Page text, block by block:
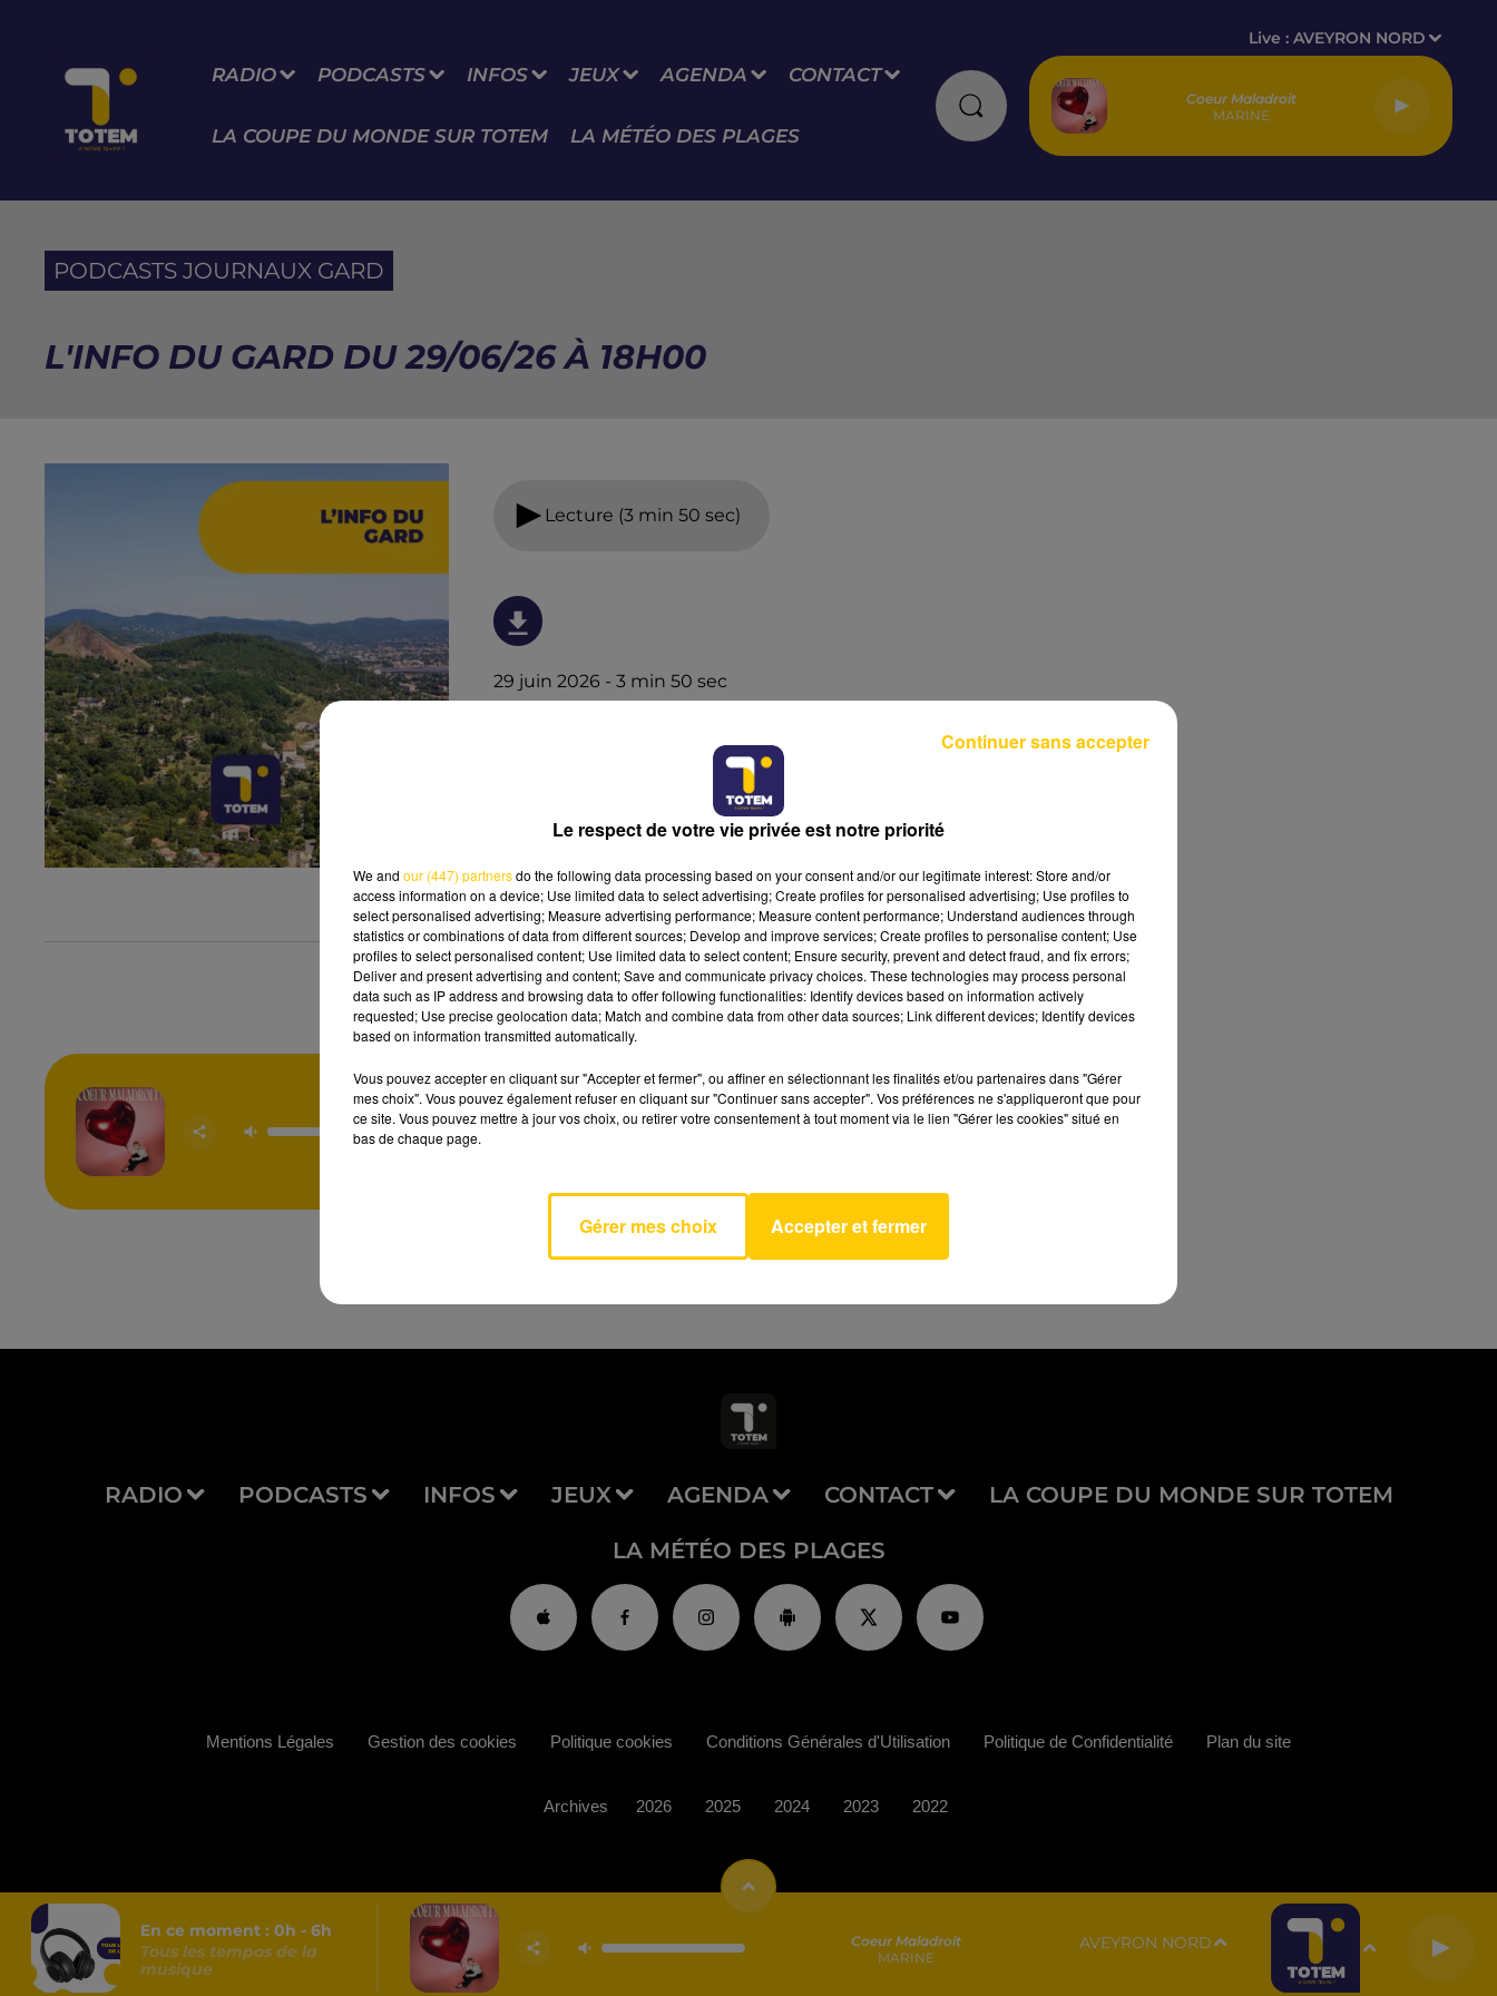
RADIO PODCASTS INFOS JEUX AGENDA CONTACT
LA COUPE DU MONDE SUR TOTEM LA MÉTÉO DES PLAGES
Live :AVEYRON NORD
Coeur Maladroit
MARINE
PODCASTS JOURNAUX GARD
L'INFO DU GARD DU 29/06/26 À 18H00
Lecture (3 min 50 sec)
29 juin 2026 - 3 min 50 sec
Ecoutez sur Totem l'information en Lozère et sur le
bassin d'Alès avec les reportages de nos journalistes sur
Coeur Maladroit
MARINE
AVEYRON NORD
RADIO PODCASTS INFOS JEUX AGENDA CONTACT LA COUPE DU MONDE SUR TOTEM
LA MÉTÉO DES PLAGES
En ce moment : 0h - 6h
Tous les tempos de la
musique
Coeur Maladroit
MARINE
AVEYRON NORD
Mentions Légales Gestion des cookies Politique cookies Conditions Générales d'Utilisation Politique de Confidentialité Plan du site
Archives 2026 2025 2024 2023 2022
Le respect de votre vie privée est notre priorité
We and our (447) partnersdo the following data processing based on your consent and/or our legitimate interest: Store and/or
access information on a device; Use limited data to select advertising; Create profiles for personalised advertising; Use profiles to
select personalised advertising; Measure advertising performance; Measure content performance; Understand audiences through
statistics or combinations of data from different sources; Develop and improve services; Create profiles to personalise content; Use
profiles to select personalised content; Use limited data to select content; Ensure security, prevent and detect fraud, and fix errors;
Deliver and present advertising and content; Save and communicate privacy choices. These technologies may process personal
data such as IP address and browsing data to offer following functionalities: Identify devices based on information actively
requested; Use precise geolocation data; Match and combine data from other data sources; Link different devices; Identify devices
based on information transmitted automatically.
Vous pouvez accepter en cliquant sur "Accepter et fermer", ou affiner en sélectionnant les finalités et/ou partenaires dans "Gérer
mes choix". Vous pouvez également refuser en cliquant sur "Continuer sans accepter". Vos préférences ne s'appliqueront que pour
ce site. Vous pouvez mettre à jour vos choix, ou retirer votre consentement à tout moment via le lien "Gérer les cookies" situé en
bas de chaque page.
Gérer mes choix Accepter et fermer
Continuer sans accepter